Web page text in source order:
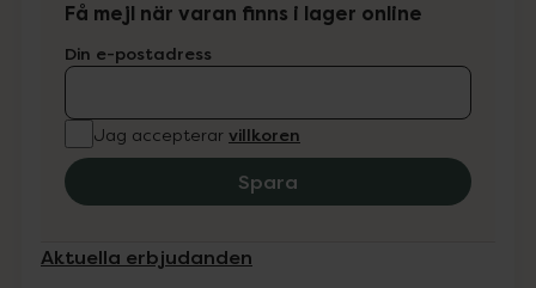
Få mejl när varan finns i lager online
Din e-postadress
Jag accepterar villkoren
Spara
Aktuella erbjudanden